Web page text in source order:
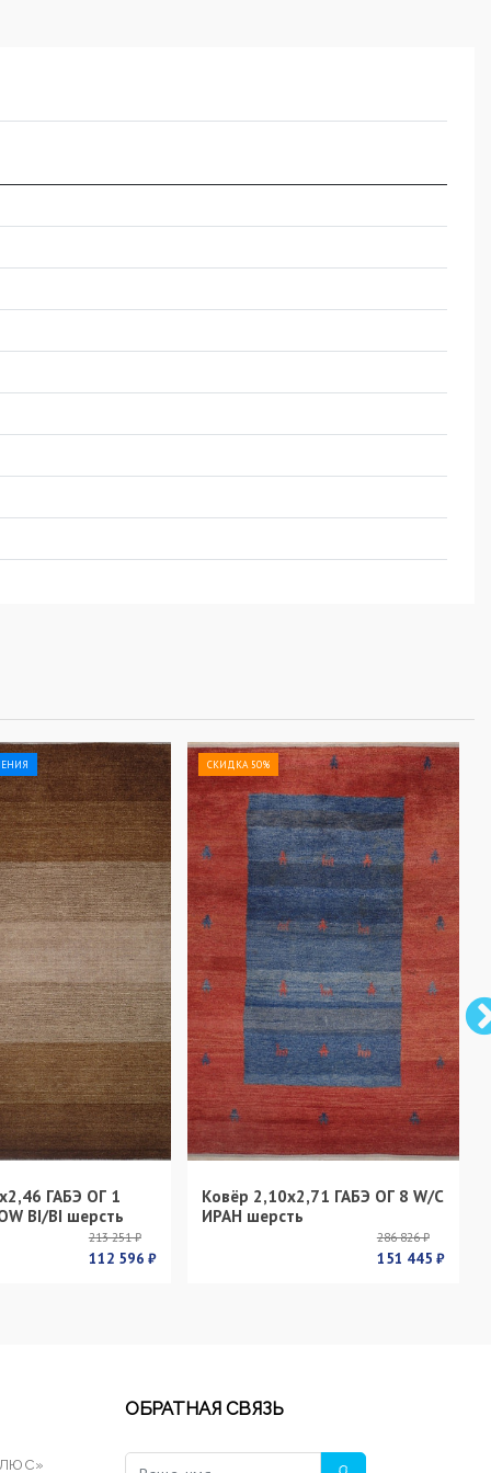
ГАБЭ ОГ 1
BI/BI шерсть
213 251 ₽
112 596 ₽
СКИДКА 50%
Ковёр 2,10х2,71 ГАБЭ ОГ 8 W/C
ИРАН шерсть
286 826 ₽
151 445 ₽
ОБРАТНАЯ СВЯЗЬ